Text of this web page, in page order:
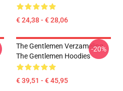
€ 24,38 - € 28,06
The Gentlemen Verzameling
The Gentlemen Hoodies
€ 39,51 - € 45,95
-20%